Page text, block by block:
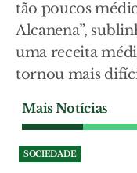
tão poucos
Alcanena”,
uma receita
tornou mais
Mais Notícias
SOCIEDADE